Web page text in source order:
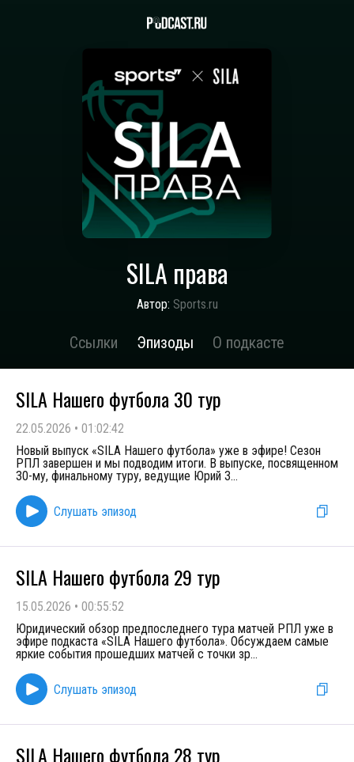
SILA права
Автор: Sports.ru
Ссылки Эпизоды О подкасте
SILA Нашего футбола 30 тур
22.05.2026 • 01:02:42
Новый выпуск «SILA Нашего футбола» уже в эфире! Сезон
РПЛ завершен и мы подводим итоги. В выпуске, посвященном
30-му, финальному туру, ведущие Юрий З...
Слушать эпизод
SILA Нашего футбола 29 тур
15.05.2026 • 00:55:52
Юридический обзор предпоследнего тура матчей РПЛ уже в
эфире подкаста «SILA Нашего футбола». Обсуждаем самые
яркие события прошедших матчей с точки зр...
Слушать эпизод
SILA Нашего футбола 28 тур